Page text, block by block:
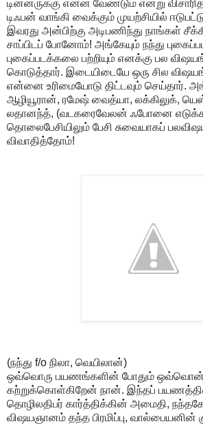
டின்னருக்கு என்ன வேண்டும் என்று
டிஃபன் வாங்கி வைக்கும் முயற்சியில்
இவரது அன்பிற்கு அடிபணிந்து நாங்கள்
சாப்பிடப் போனோம்! அங்கேயும் நந்து
புகைப்படக்கலை பற்றியும் எனக்கு பல
கொடுத்தார். இடையிடையே ஒரு சில
என்னை உரிமையோடு திட்டவும் செய்தார்.
ஆழியூரான், ரமேஷ் வைத்யா, லக்கிலுக்,
லதானந்த், (வடகரைவேலன் ஃபோனை
தொலைபேசியிலும் பேசி சுவையாகப்
விவாதித்தோம்!
(நந்து f/o நிலா, வெயிலான்)
ஒவ்வொரு பயணங்களின் போதும்
கற்றுக்கொள்கிறேன் நான். இந்தப்
தொழிலதிபர் கார்த்திக்கின் அமைதி,
விஷயஞானம் தந்த பிரமிப்பு,